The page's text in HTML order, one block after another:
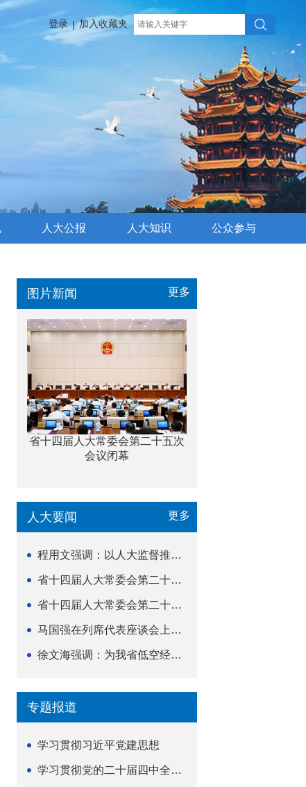
登录 | 加入收藏夹
人大公报 人大知识 公众参与
图片新闻 更多
省十四届人大常委会第二十五次
会议闭幕
人大要闻 更多
程用文强调：以人大监督推动科技金融高质量发展
省十四届人大常委会第二十五次会议闭幕
省十四届人大常委会第二十五次会议举行
马国强在列席代表座谈会上强调 以精准履职筑牢荆楚...
徐文海强调：为我省低空经济高质量发展提供法治支撑
专题报道
学习贯彻习近平党建思想
学习贯彻党的二十届四中全会精神